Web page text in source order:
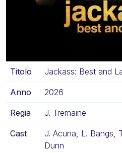
Titolo Jackass: Best and
Anno 2026
Regia J. Tremaine
Cast
J. Acuna, L. Bangs,
Dunn